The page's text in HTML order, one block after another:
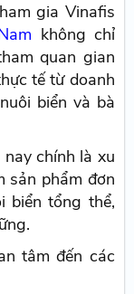
gia Vinafis
không chỉ
quan gian
tế từ doanh
biển và bà
chính là xu
sản phẩm đơn
biển tổng thể,
tâm đến các